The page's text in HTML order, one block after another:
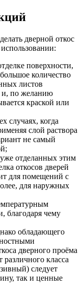
дверной откос
поверхности,
количество
листов
и, по желанию
краской или
случаях, когда
слой раствора
не самый
отделанных этим
откосов дверей
для помещений с
для наружных
благодаря чему
обладающего
дверного проёма
класса
следует
так и ценные